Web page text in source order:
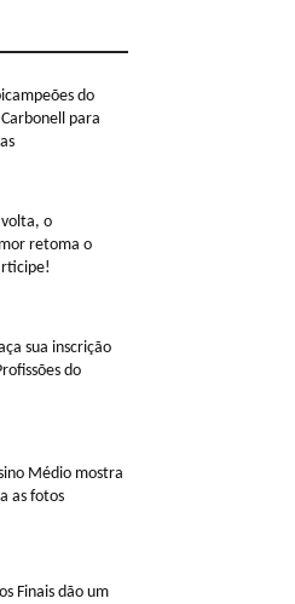
do
para
volta, o
retoma o
sua inscrição
do
Médio mostra
as fotos
Finais dão um